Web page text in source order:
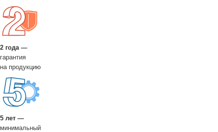
2 года —
гарантия
на продукцию
5 лет —
минимальный